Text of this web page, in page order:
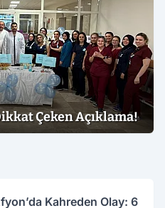
Çeken Açıklama!
Kahreden Olay: 6